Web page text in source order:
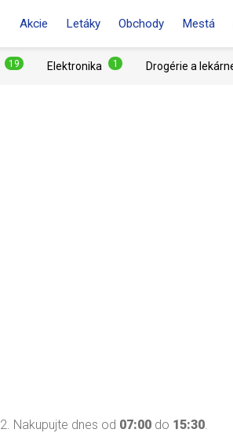
Akcie Letáky Obchody Mestá
19 Elektronika 1 Drogérie a
Nakupujte dnes od 07:00 do 15:30.